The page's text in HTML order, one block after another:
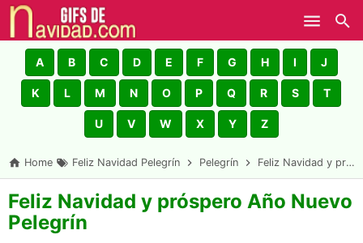
Skip to main content
A B C D E F G H I J
K L M N O P Q R S T
U V W X Y Z
Home Feliz Navidad Pelegrín Pelegrín Feliz Navidad y próspero Año Nuevo Pelegrín
Feliz Navidad y próspero Año Nuevo
Pelegrín